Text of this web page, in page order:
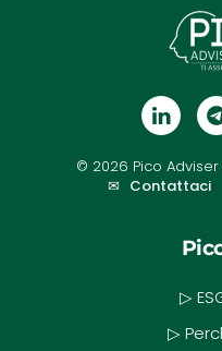
© 2026 Pico
✉ Contattaci
▷
▷